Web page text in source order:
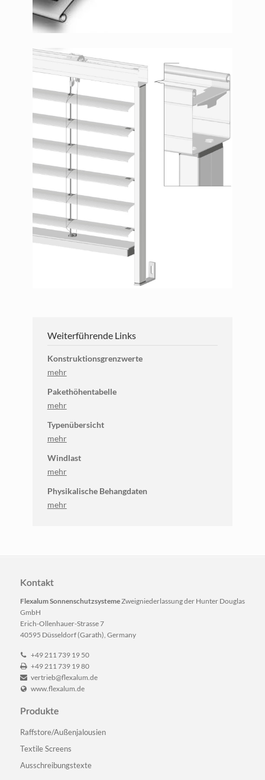
Weiterführende Links
Konstruktionsgrenzwerte
mehr
Pakethöhentabelle
mehr
Typenübersicht
mehr
Windlast
mehr
Physikalische Behangdaten
mehr
Kontakt
Flexalum SonnenschutzsystemeZweigniederlassung der Hunter Douglas
GmbH
Erich-Ollenhauer-Strasse 7
40595 Düsseldorf (Garath), Germany
+49 211 739 19 50
+49 211 739 19 80
vertrieb@flexalum.de
www.flexalum.de
Produkte
Navigation
Raffstore/Außenjalousien
Textile Screens
Ausschreibungstexte